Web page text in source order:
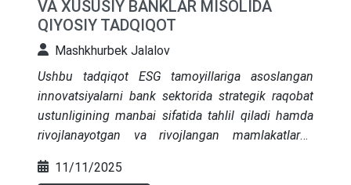
VA XUSUSIY BANKLAR MISOLIDA
QIYOSIY TADQIQOT
Mashkhurbek Jalalov
Ushbu tadqiqot ESG tamoyillariga asoslangan
innovatsiyalarni bank sektorida strategik raqobat
ustunligining manbai sifatida tahlil qiladi hamda
rivojlanayotgan va rivojlangan mamlakatlarda
qiyosiy oʻrganadi. Resursga asoslangan nazariya
11/11/2025